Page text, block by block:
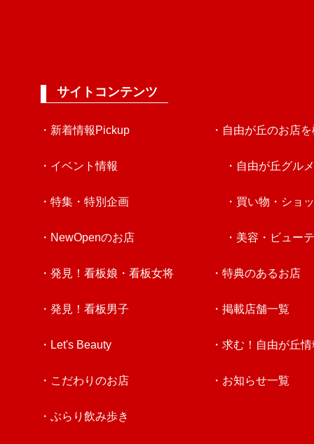
サイトコンテンツ
・新着情報Pickup
・イベント情報
・特集・特別企画
・NewOpenのお店
・発見！看板娘・看板女将
・発見！看板男子
・Let's Beauty
・こだわりのお店
・ぶらり飲み歩き
・自由が丘のお店
・自由が丘グルメ
・買い物・ショ
・美容・ビュー
・特典のあるお店
・掲載店舗一覧
・求む！自由が丘
・お知らせ一覧